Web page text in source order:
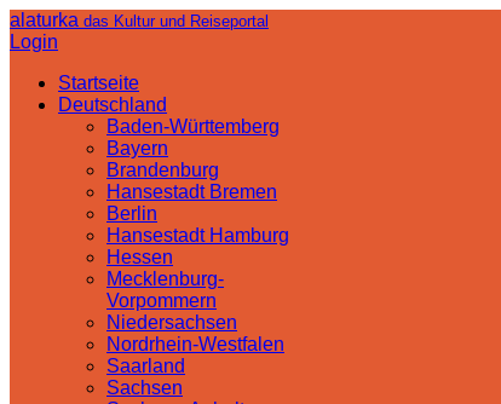
alaturka das Kultur und Reiseportal
Login
Startseite
Deutschland
Baden-Württemberg
Bayern
Brandenburg
Hansestadt Bremen
Berlin
Hansestadt Hamburg
Hessen
Mecklenburg-
Vorpommern
Niedersachsen
Nordrhein-Westfalen
Saarland
Sachsen